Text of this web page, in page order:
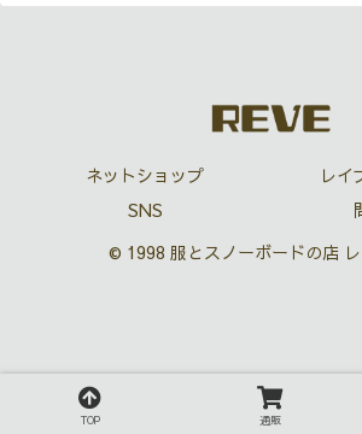
ネットショップ
レイ
SNS
© 1998 服とスノーボードの店
TOP 通販